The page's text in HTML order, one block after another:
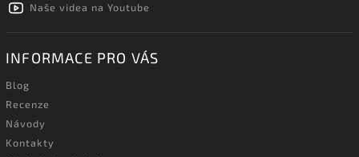
Naše videa na Youtube
INFORMACE PRO VÁS
Blog
Recenze
Návody
Kontakty